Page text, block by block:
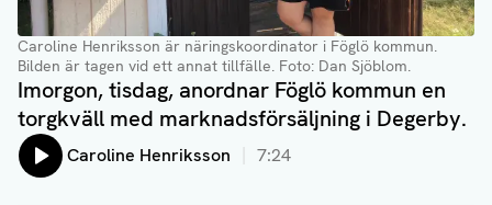
Caroline Henriksson är näringskoordinator i Föglö kommun.
Bilden är tagen vid ett annat tillfälle. Foto: Dan Sjöblom.
Imorgon, tisdag, anordnar Föglö kommun en
torgkväll med marknadsförsäljning i Degerby.
Lyssna på:
Caroline Henriksson 7:24